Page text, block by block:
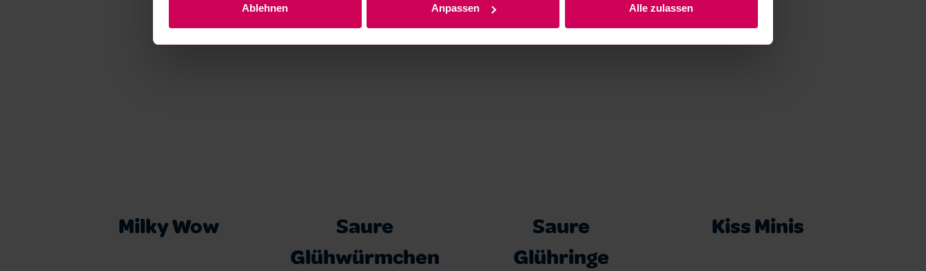
Ablehnen Anpassen Alle zulassen
Milky Wow
Saure
Glühwürmchen
Saure
Glühringe
Kiss Minis